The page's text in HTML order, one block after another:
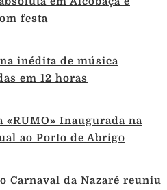
festa
inédita de música
em 12 horas
Inaugurada na
ao Porto de Abrigo
Carnaval da Nazaré reuniu